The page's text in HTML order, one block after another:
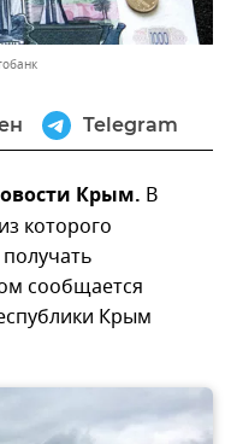
Telegram
Крым. В
которого
сообщается
Крым